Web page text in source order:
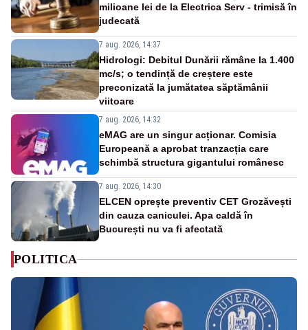
milioane lei de la Electrica Serv - trimisă în
judecată
7 aug. 2026, 14:37
Hidrologi: Debitul Dunării rămâne la 1.400
mc/s; o tendință de creștere este
preconizată la jumătatea săptămânii
viitoare
7 aug. 2026, 14:32
eMAG are un singur acționar. Comisia
Europeană a aprobat tranzacția care
schimbă structura gigantului românesc
7 aug. 2026, 14:30
ELCEN oprește preventiv CET Grozăvești
din cauza caniculei. Apa caldă în
București nu va fi afectată
POLITICA